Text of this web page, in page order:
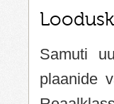
Samuti
plaanide